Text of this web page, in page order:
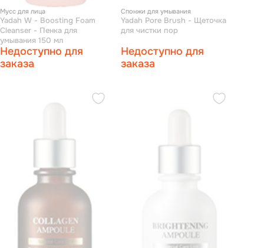
Мусс для лица
Yadah W - Boosting Foam
Cleanser - Пенка для
умывания 150 мл
Недоступно для
заказа
Спонжи для умывания
Yadah Pore Brush - Щеточка
для чистки пор
Недоступно для
заказа